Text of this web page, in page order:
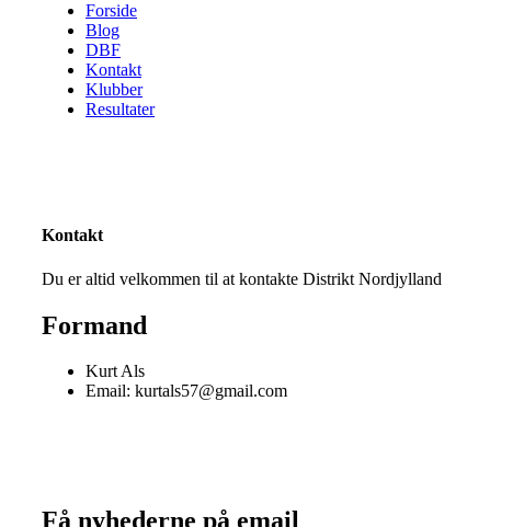
Forside
Blog
DBF
Kontakt
Klubber
Resultater
Kontakt
Du er altid velkommen til at kontakte Distrikt Nordjylland
Formand
Kurt Als
Email: kurtals57@gmail.com
Få nyhederne på email